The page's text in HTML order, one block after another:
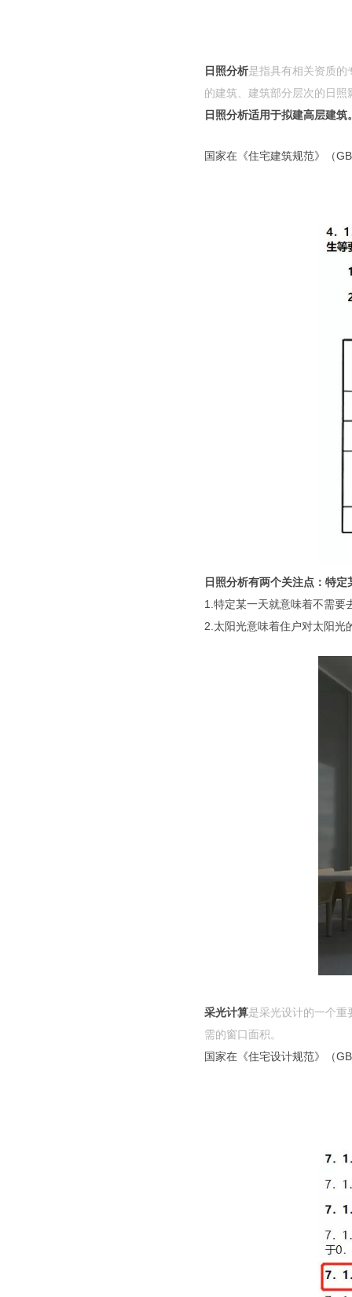
日照分析是指具有相关资质
的建筑、建筑部分层次的日
日照分析适用于拟建高层建筑
国家在《住宅建筑规范》（
日照分析有两个关注点： 特定
1.特定某一天就意味着不需要
2.太阳光意味着住户对太阳
采光计算是采光设计的一个
需的窗口面积。
国家在《住宅设计规范》（